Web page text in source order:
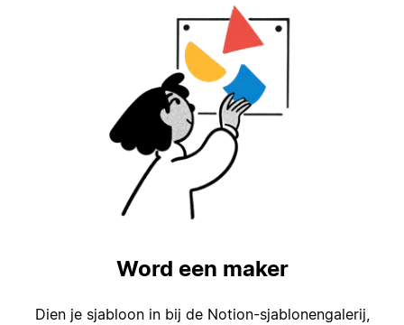
Word een maker
Dien je sjabloon in bij de Notion-sjablonengalerij,